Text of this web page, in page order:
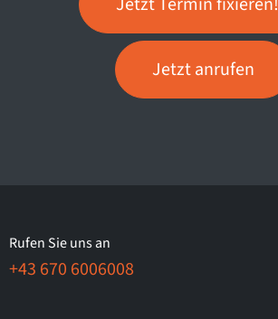
Jetzt anrufen
Rufen Sie uns an
+43 670 6006008